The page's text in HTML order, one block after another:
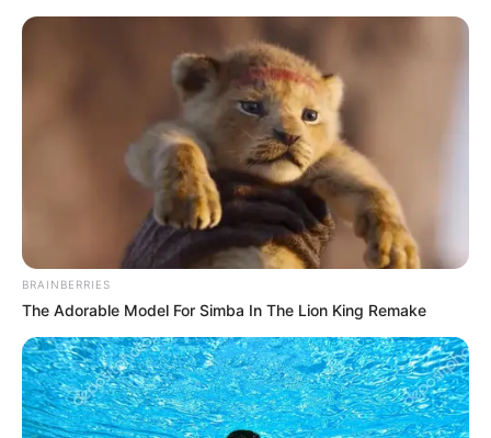
HOME
BRAINBERRIES
The Adorable Model For Simba In The Lion King Remake